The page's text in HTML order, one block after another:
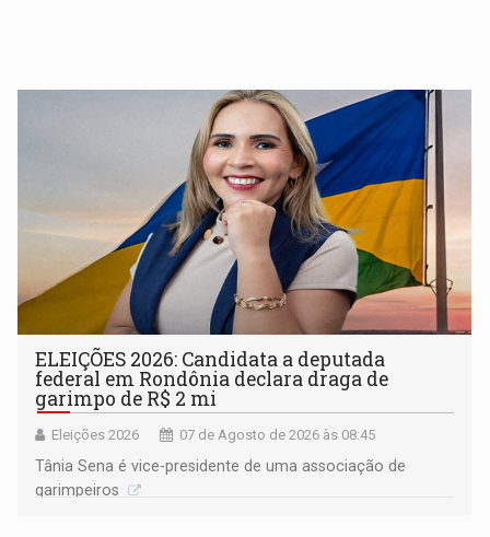
ELEIÇÕES 2026: Candidata a deputada
federal em Rondônia declara draga de
garimpo de R$ 2 mi
Eleições 2026 07 de Agosto de 2026 às 08:45
Tânia Sena é vice-presidente de uma associação de
garimpeiros